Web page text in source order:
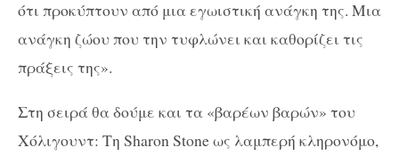
ότι προκύπτουν από μια εγωιστική ανάγκη της. Μια
ανάγκη ζώου που την τυφλώνει και καθορίζει τις
πράξεις της».
Στη σειρά θα δούμε και τα «βαρέων βαρών» του
Χόλιγουντ: Τη Sharon Stone ως λαμπερή κληρονόμο,